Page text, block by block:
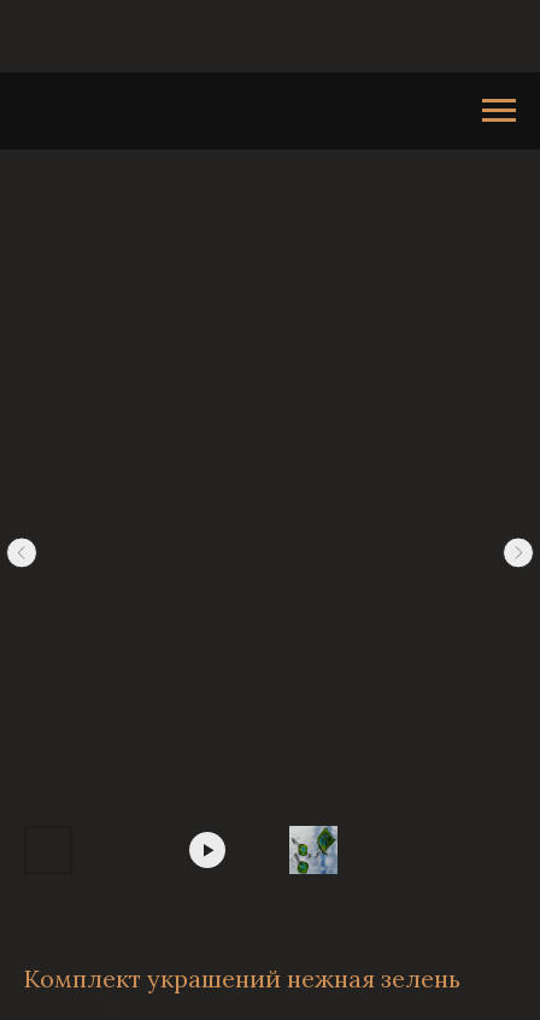
Комплект украшений нежная зелень